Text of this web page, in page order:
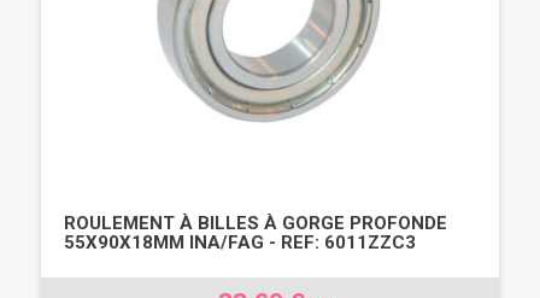
ROULEMENT À BILLES À GORGE PROFONDE
55X90X18MM INA/FAG - REF: 6011ZZC3